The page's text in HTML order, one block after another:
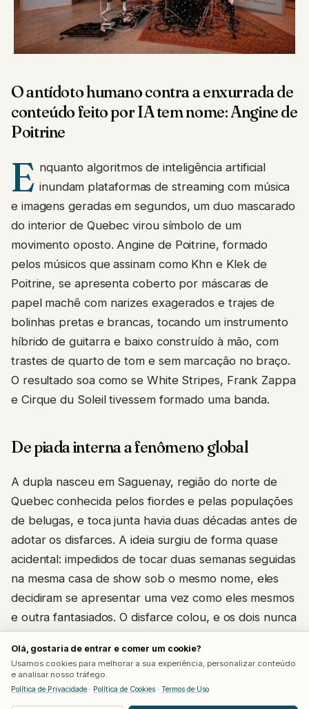
O antídoto humano contra a enxurrada de
conteúdo feito por IA tem nome: Angine de
Poitrine
E nquanto algoritmos de inteligência artificial
inundam plataformas de streaming com música
e imagens geradas em segundos, um duo mascarado
do interior de Quebec virou símbolo de um
movimento oposto. Angine de Poitrine, formado
pelos músicos que assinam como Khn e Klek de
Poitrine, se apresenta coberto por máscaras de
papel machê com narizes exagerados e trajes de
bolinhas pretas e brancas, tocando um instrumento
híbrido de guitarra e baixo construído à mão, com
trastes de quarto de tom e sem marcação no braço.
O resultado soa como se White Stripes, Frank Zappa
e Cirque du Soleil tivessem formado uma banda.
De piada interna a fenômeno global
A dupla nasceu em Saguenay, região do norte de
Quebec conhecida pelos fiordes e pelas populações
de belugas, e toca junta havia duas décadas antes de
adotar os disfarces. A ideia surgiu de forma quase
acidental: impedidos de tocar duas semanas seguidas
na mesma casa de show sob o mesmo nome, eles
decidiram se apresentar uma vez como eles mesmos
e outra fantasiados. O disfarce colou, e os dois nunca
O salto para o reconhecimento internacional
aconteceu no início de 2026, quando uma
Olá, gostaria de entrar e comer um cookie?
Usamos cookies para melhorar a sua experiência, personalizar conteúdo
e analisar nosso tráfego.
Política de Privacidade · Política de Cookies · Termos de Uso